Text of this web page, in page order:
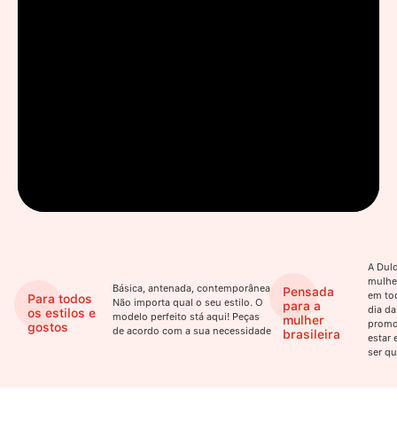
Para todos
os estilos e
gostos
Básica, antenada, contemporânea.
Não importa qual o seu estilo. O
modelo perfeito stá aqui! Peças
de acordo com a sua necessidade
Pensada
para a
mulher
brasileira
A
em
dia
estar
ser